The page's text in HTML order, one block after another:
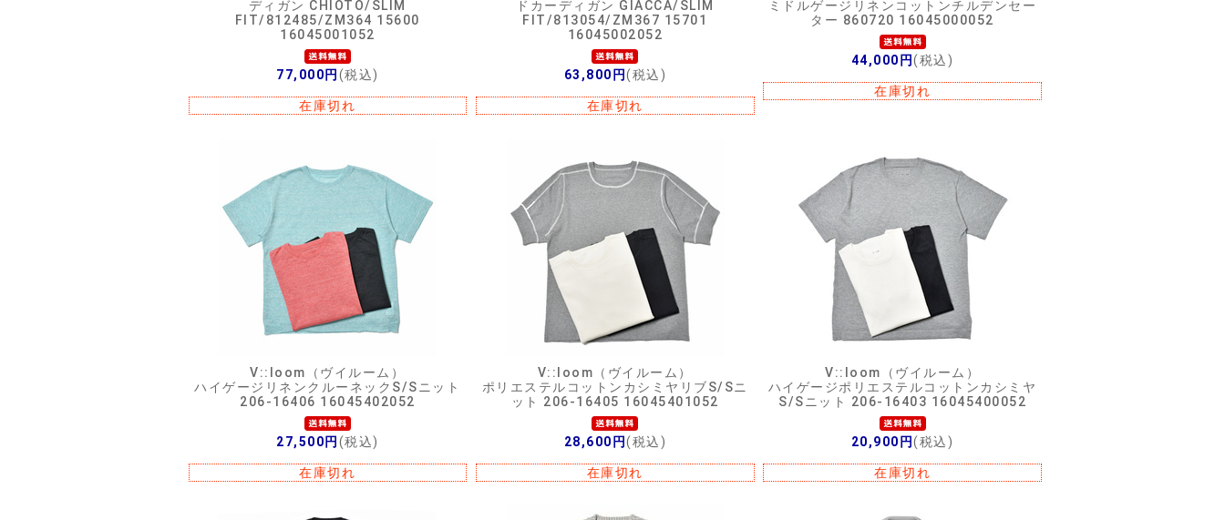
ディガン CHIOTO/SLIM
FIT/812485/ZM364 15600
16045001052
77,000円 (税込)
在庫切れ
ドカーディガン GIACCA/SLIM
FIT/813054/ZM367 15701
16045002052
63,800円(税込)
在庫切れ
ミドルゲージリネンコットンチルデンセー
ター 860720 16045000052
44,000円(税込)
在庫切れ
V::loom（ヴイルーム）
ハイゲージリネンクルーネックS/Sニット
206-16406 16045402052
27,500円 (税込)
在庫切れ
V::loom（ヴイルーム）
ポリエステルコットンカシミヤリブS/Sニ
ット 206-16405 16045401052
28,600円(税込)
在庫切れ
V::loom（ヴイルーム）
ハイゲージポリエステルコットンカシミヤ
S/Sニット 206-16403 16045400052
20,900円(税込)
在庫切れ